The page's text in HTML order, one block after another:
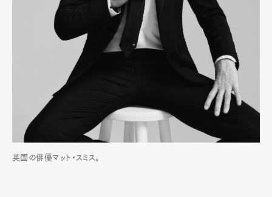
英国の俳優マット・スミス。